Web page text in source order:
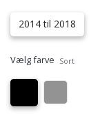
2014 til 2018
Vælg farve Sort